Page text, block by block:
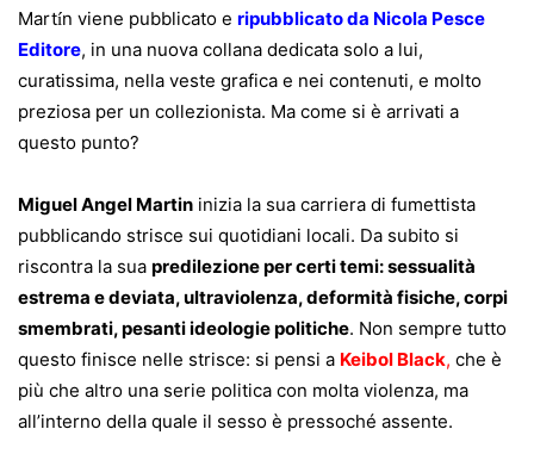
Martín viene pubblicato e ripubblicato da Nicola Pesce
Editore, in una nuova collana dedicata solo a lui,
curatissima, nella veste grafica e nei contenuti, e molto
preziosa per un collezionista. Ma come si è arrivati a
questo punto?
Miguel Angel Martin inizia la sua carriera di fumettista
pubblicando strisce sui quotidiani locali. Da subito si
riscontra la sua predilezione per certi temi: sessualità
estrema e deviata, ultraviolenza, deformità fisiche, corpi
smembrati, pesanti ideologie politiche. Non sempre tutto
questo finisce nelle strisce: si pensi a Keibol Black, che è
più che altro una serie politica con molta violenza, ma
all’interno della quale il sesso è pressoché assente.